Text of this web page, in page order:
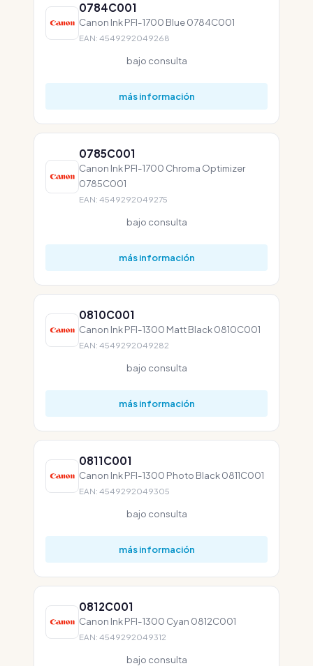
0784C001
Canon Ink PFI-1700 Blue 0784C001
EAN: 4549292049268
bajo consulta
más información
0785C001
Canon Ink PFI-1700 Chroma Optimizer
0785C001
EAN: 4549292049275
bajo consulta
más información
0810C001
Canon Ink PFI-1300 Matt Black 0810C001
EAN: 4549292049282
bajo consulta
más información
0811C001
Canon Ink PFI-1300 Photo Black 0811C001
EAN: 4549292049305
bajo consulta
más información
0812C001
Canon Ink PFI-1300 Cyan 0812C001
EAN: 4549292049312
bajo consulta